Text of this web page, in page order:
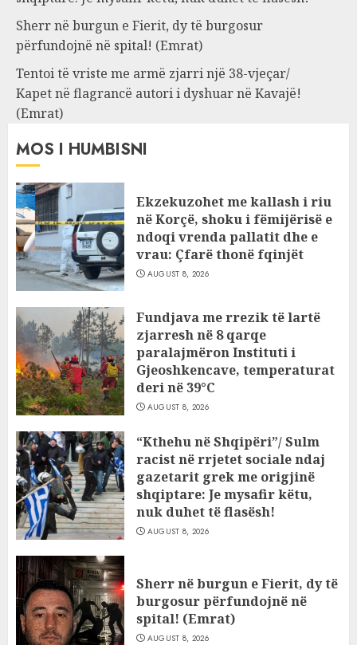
Sherr në burgun e Fierit, dy të burgosur
përfundojnë në spital! (Emrat)
Tentoi të vriste me armë zjarri një 38-vjeçar/
Kapet në flagrancë autori i dyshuar në Kavajë!
(Emrat)
MOS I HUMBISNI
Ekzekuzohet me kallash i riu
në Korçë, shoku i fëmijërisë e
ndoqi vrenda pallatit dhe e
vrau: Çfarë thonë fqinjët
AUGUST 8, 2026
Fundjava me rrezik të lartë
zjarresh në 8 qarqe
paralajmëron Instituti i
Gjeoshkencave, temperaturat
deri në 39°C
AUGUST 8, 2026
“Kthehu në Shqipëri”/ Sulm
racist në rrjetet sociale ndaj
gazetarit grek me origjinë
shqiptare: Je mysafir këtu,
nuk duhet të flasësh!
AUGUST 8, 2026
Sherr në burgun e Fierit, dy të
burgosur përfundojnë në
spital! (Emrat)
AUGUST 8, 2026